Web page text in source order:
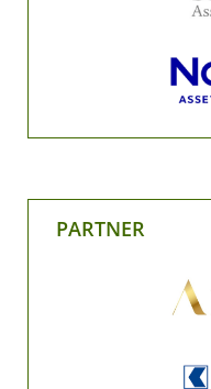
PARTNER